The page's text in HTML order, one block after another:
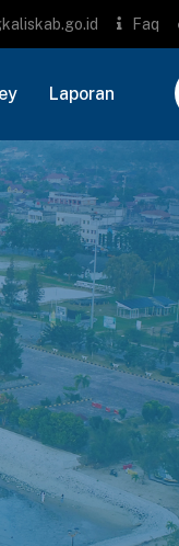
Faq
Laporan